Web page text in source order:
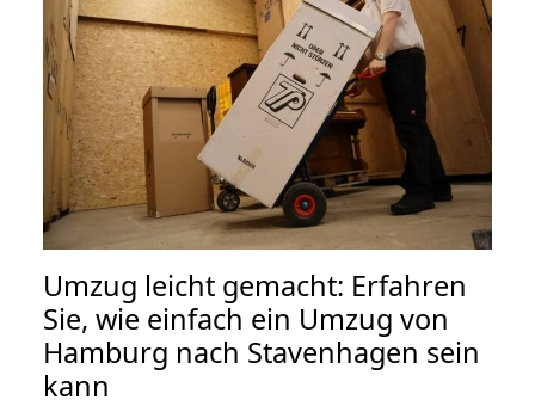
Umzug leicht gemacht: Erfahren
Sie, wie einfach ein Umzug von
Hamburg nach Stavenhagen sein
kann